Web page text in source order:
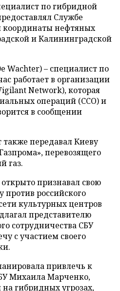
по гибридной
Службе
координаты нефтяных
и Калининградской
Wachter) – специалист по
работает в организации
Network), которая
операций (ССО) и
в сообщении
передавал Киеву
перевозящего
газ.
признавал свою
против российского
культурных центров
представителю
сотрудничества СБУ
с участием своего
привлечь к
Михаила Марченко,
гибридных угрозах,